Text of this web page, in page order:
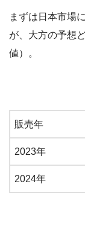
まずは日本市場
が、大方の予想
値）。
販売年
2023年
2024年